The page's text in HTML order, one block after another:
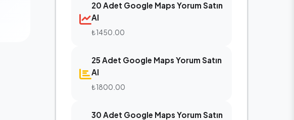
20 Adet Google Maps Yorum Satın
Al
₺1450.00
25 Adet Google Maps Yorum Satın
Al
₺1800.00
30 Adet Google Maps Yorum Satın